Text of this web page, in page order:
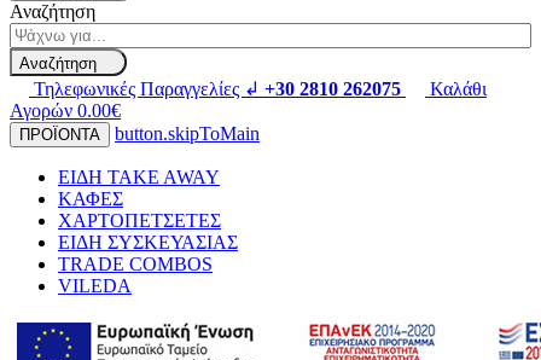
Αναζήτηση
Αναζήτηση
Τηλεφωνικές Παραγγελίες ↲ +30 2810 262075
Καλάθι
Αγορών 0.00€
ΠΡΟΪΟΝΤΑ button.skipToMain
ΕΙΔΗ TAKE AWAY
ΚΑΦΕΣ
ΧΑΡΤΟΠΕΤΣΕΤΕΣ
ΕΙΔΗ ΣΥΣΚΕΥΑΣΙΑΣ
TRADE COMBOS
VILEDA